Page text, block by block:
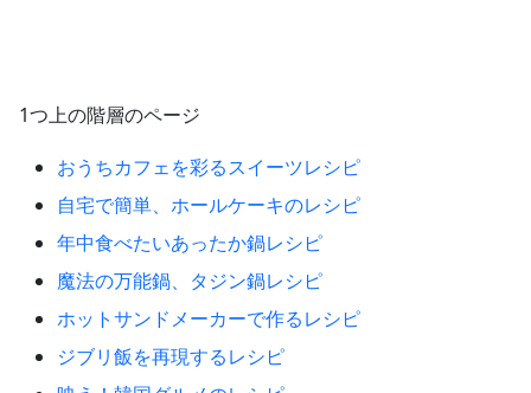
1つ上の階層のページ
おうちカフェを彩るスイーツレシピ
自宅で簡単、ホールケーキのレシピ
年中食べたいあったか鍋レシピ
魔法の万能鍋、タジン鍋レシピ
ホットサンドメーカーで作るレシピ
ジブリ飯を再現するレシピ